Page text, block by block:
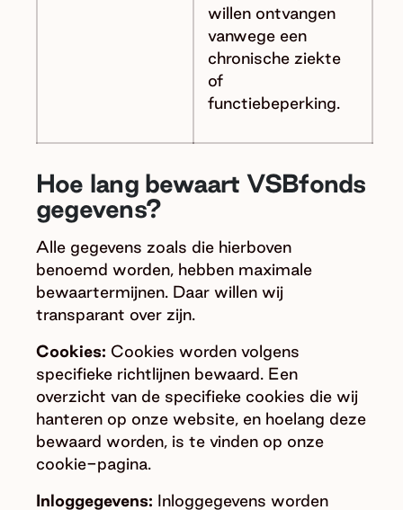
willen ontvangen
vanwege een
chronische ziekte
of
functiebeperking.
Hoe lang bewaart VSBfonds
gegevens?
Alle gegevens zoals die hierboven
benoemd worden, hebben maximale
bewaartermijnen. Daar willen wij
transparant over zijn.
Cookies: Cookies worden volgens
specifieke richtlijnen bewaard. Een
overzicht van de specifieke cookies die wij
hanteren op onze website, en hoelang deze
bewaard worden, is te vinden op onze
cookie-pagina.
Inloggegevens: Inloggegevens worden